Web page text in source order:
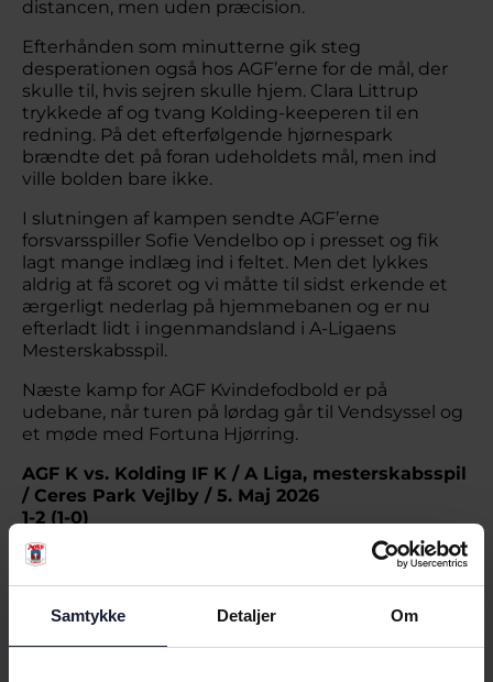
Samtykke Detaljer Om
distancen, men uden præcision.
Efterhånden som minutterne gik steg
desperationen også hos AGF’erne for de mål, der
skulle til, hvis sejren skulle hjem. Clara Littrup
trykkede af og tvang Kolding-keeperen til en
redning. På det efterfølgende hjørnespark
brændte det på foran udeholdets mål, men ind
ville bolden bare ikke.
I slutningen af kampen sendte AGF’erne
forsvarsspiller Sofie Vendelbo op i presset og fik
lagt mange indlæg ind i feltet. Men det lykkes
aldrig at få scoret og vi måtte til sidst erkende et
ærgerligt nederlag på hjemmebanen og er nu
efterladt lidt i ingenmandsland i A-Ligaens
Mesterskabsspil.
Næste kamp for AGF Kvindefodbold er på
udebane, når turen på lørdag går til Vendsyssel og
et møde med Fortuna Hjørring.
AGF K vs. Kolding IF K / A Liga, mesterskabsspil
/ Ceres Park Vejlby / 5. Maj 2026
1-2 (1-0)
45+8’ 1-0: Cecilie Johansen (str.)
49’ 1-1: Amalie Lund (str.)
70’ 1-2: Julie Sørensen
Advarsler
AGF: Elvira Nejmann, Sofie Lundberg